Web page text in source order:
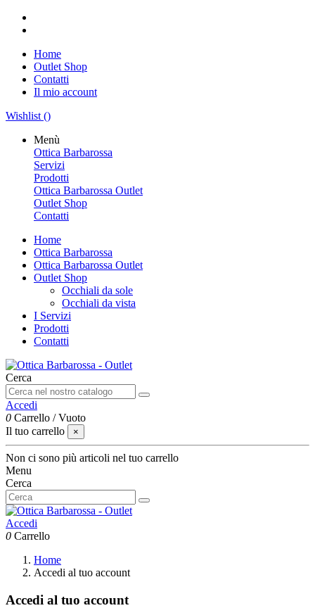
Home
Outlet Shop
Contatti
Il mio account
Wishlist ()
Menù
Ottica Barbarossa
Servizi
Prodotti
Ottica Barbarossa Outlet
Outlet Shop
Contatti
Home
Ottica Barbarossa
Ottica Barbarossa Outlet
Outlet Shop
Occhiali da sole
Occhiali da vista
I Servizi
Prodotti
Contatti
Cerca
Accedi
0 Carrello /Vuoto
Il tuo carrello
×
Non ci sono più articoli nel tuo carrello
Menu
Cerca
Accedi
0 Carrello
Home
Accedi al tuo account
Accedi al tuo account